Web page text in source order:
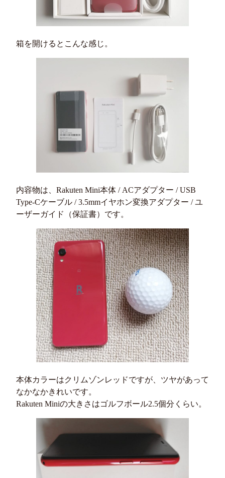
箱を開けるとこんな感じ。
内容物は、Rakuten Mini本体 / ACアダプター / USB
Type-Cケーブル / 3.5mmイヤホン変換アダプター / ユ
ーザーガイド（保証書）です。
本体カラーはクリムゾンレッドですが、ツヤがあって
なかなかきれいです。
Rakuten Miniの大きさはゴルフボール2.5個分くらい。